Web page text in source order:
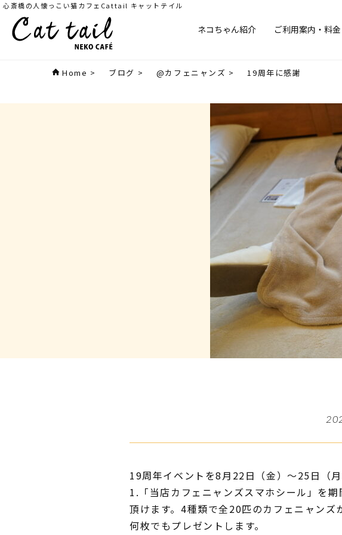
心斎橋の人懐っこい猫カフェCattail キャットテイル
ネコちゃん紹介 ご利用案内・料金
Home > ブログ > @カフェニャンズ > 19周年に感謝
19周年イベントを8月22日（金）～25日（
1.「当店カフェニャンズスマホシール」を
頂けます。4種類で全20匹のカフェニャン
何枚でもプレゼントします。